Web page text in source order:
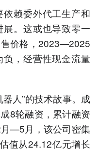
赖委外代工生产和
。这或也导致零一
价格，2023—2025
，经营性现金流量
人”的技术故事。成
8轮融资，累计融资
—5月，该公司密集
值从24.12亿元增长